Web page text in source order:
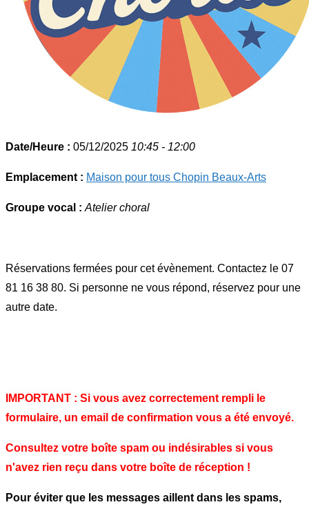
Date/Heure : 05/12/2025 10:45 - 12:00
Emplacement : Maison pour tous Chopin Beaux-Arts
Groupe vocal : Atelier choral
Réservations fermées pour cet évènement. Contactez le 07
81 16 38 80. Si personne ne vous répond, réservez pour une
autre date.
IMPORTANT : Si vous avez correctement rempli le
formulaire, un email de confirmation vous a été envoyé.
Consultez votre boîte spam ou indésirables si vous
n'avez rien reçu dans votre boîte de réception !
Pour éviter que les messages aillent dans les spams,